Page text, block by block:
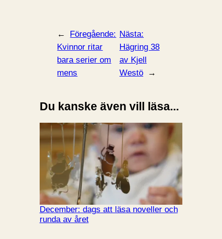
←
Föregående:
Kvinnor ritar
bara serier om
mens
Nästa:
Hägring 38
av Kjell
Westö
→
Du kanske även vill läsa...
December: dags att läsa noveller och
runda av året